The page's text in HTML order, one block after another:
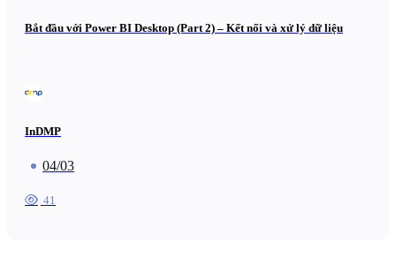
Bắt đầu với Power BI Desktop (Part 2) – Kết nối và xử lý dữ liệu
InDMP
04/03
41